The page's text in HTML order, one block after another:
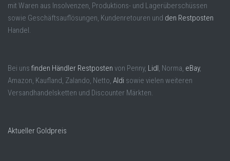
mit Waren aus Insolvenzen, Produktions- und Lagerüberschüssen
sowie Geschäftsauflösungen, Kundenretouren und den Restposten
Handel.
Bei uns finden Händler Restposten von Penny, Lidl, Norma, eBay,
Amazon, Kaufland, Zalando, Netto, Aldi sowie vielen weiteren
Versandhandelsketten und Discounter Märkten.
Aktueller Goldpreis